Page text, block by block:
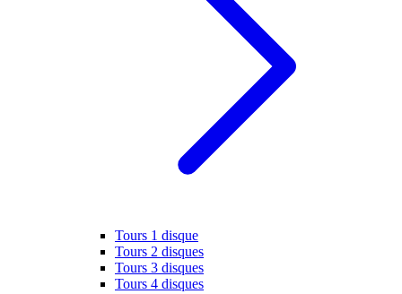
Tours 1 disque
Tours 2 disques
Tours 3 disques
Tours 4 disques